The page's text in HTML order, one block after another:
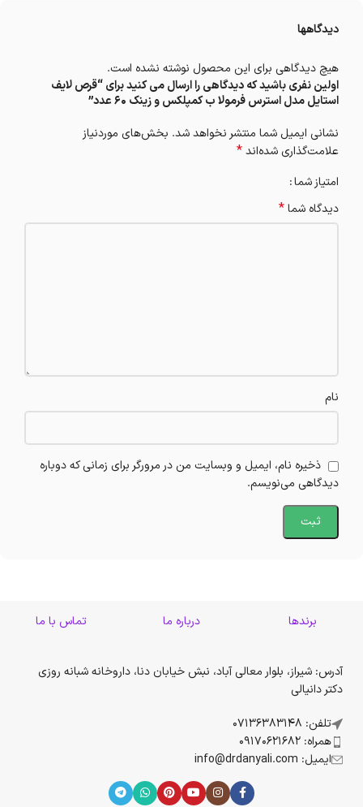
دیدگاهها
هیچ دیدگاهی برای این محصول نوشته نشده است.
اولین نفری باشید که دیدگاهی را ارسال می کنید برای “قرص لایف
استایل مدل استرس فرمولا ب کمپلکس و زینک 60 عدد”
نشانی ایمیل شما منتشر نخواهد شد. بخش‌های موردنیاز
علامت‌گذاری شده‌اند*
امتیاز شما
دیدگاه شما*
نام
ذخیره نام، ایمیل و وبسایت من در مرورگر برای زمانی که دوباره
دیدگاهی می‌نویسم.
برندها درباره ما تماس با ما
آدرس: شیراز، بلوار معالی آباد، نبش خیابان دنا، داروخانه شبانه روزی
دکتر دانیالی
تلفن: 07136383148
همراه: 09170621682
ایمیل: info@drdanyali.com